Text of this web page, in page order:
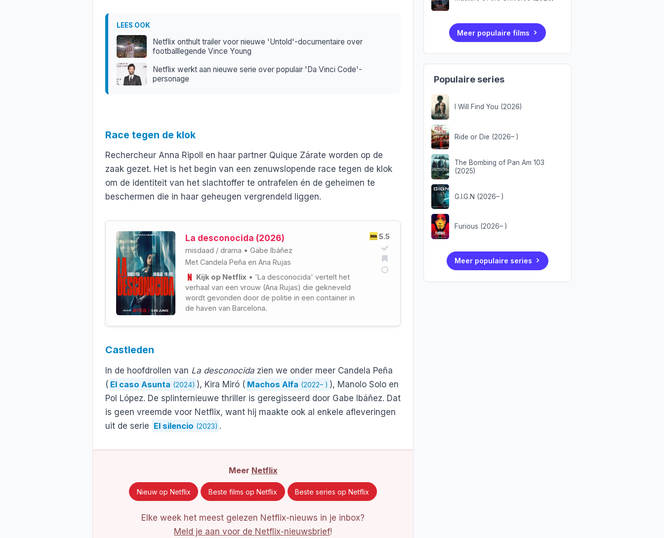
LEES OOK
Netflix onthult trailer voor nieuwe 'Untold'-documentaire over
footballlegende Vince Young
Netflix werkt aan nieuwe serie over populair 'Da Vinci Code'-
personage
Race tegen de klok
Rechercheur Anna Ripoll en haar partner Quique Zárate worden op de
zaak gezet. Het is het begin van een zenuwslopende race tegen de klok
om de identiteit van het slachtoffer te ontrafelen én de geheimen te
beschermen die in haar geheugen vergrendeld liggen.
5.5
La desconocida (2026)
misdaad / drama • Gabe Ibáñez
Met Candela Peña en Ana Rujas
Kijk op Netflix • 'La desconocida' vertelt het
verhaal van een vrouw (Ana Rujas) die gekneveld
wordt gevonden door de politie in een container in
de haven van Barcelona.
Castleden
In de hoofdrollen van La desconocida zien we onder meer Candela Peña
( El caso Asunta (2024) ), Kira Miró ( Machos Alfa (2022– ) ), Manolo Solo en
Pol López. De splinternieuwe thriller is geregisseerd door Gabe Ibáñez. Dat
is geen vreemde voor Netflix, want hij maakte ook al enkele afleveringen
uit de serie El silencio (2023) .
Meer Netflix
Nieuw op Netflix Beste films op Netflix Beste series op Netflix
Elke week het meest gelezen Netflix-nieuws in je inbox?
Meld je aan voor de Netflix-nieuwsbrief!
Meer populaire films
Populaire series
I Will Find You (2026)
Ride or Die (2026– )
The Bombing of Pan Am 103
(2025)
G.I.G.N (2026– )
Furious (2026– )
Meer populaire series